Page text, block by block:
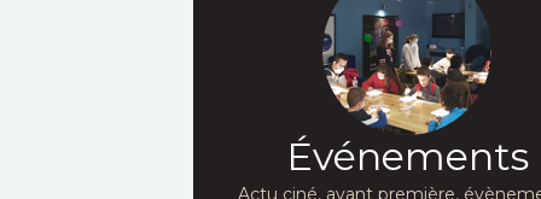
Événements
Actu ciné, avant première,